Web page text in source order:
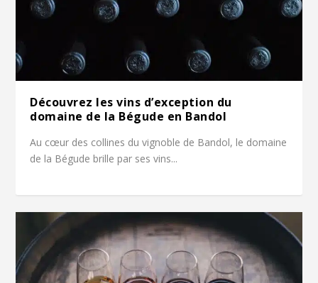
Découvrez les vins d’exception du
domaine de la Bégude en Bandol
Au cœur des collines du vignoble de Bandol, le domaine
de la Bégude brille par ses vins...